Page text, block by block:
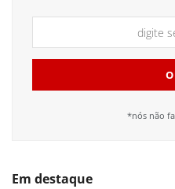
*nós não
Em destaque